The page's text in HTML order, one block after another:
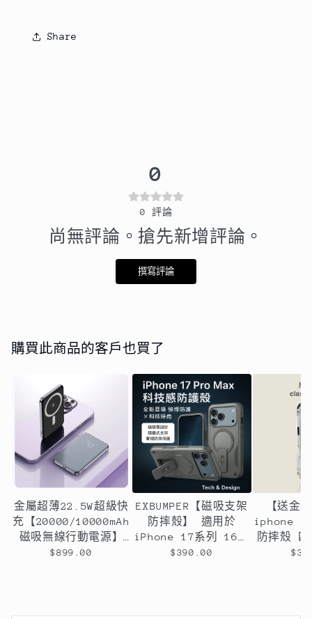
Share
0
0 評論
尚無評論。搶先新增評論。
撰寫評論
購買此商品的客戶也買了
金屬超薄22.5W超級快
充【20000/10000mAh
磁吸無線行動電源】
PD22.5W快充行動電源
$899.00
EXBUMPER【磁吸支架
防摔殼】 適用於
iPhone 17系列 16系
列 15系列14系列13系
$390.00
【送金
iphone 金
防摔殼
囊設計